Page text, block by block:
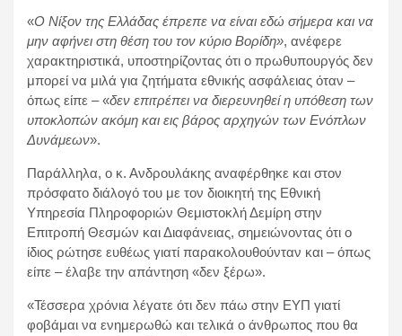
«Ο Νίξον της Ελλάδας έπρεπε να είναι εδώ σήμερα και να
μην αφήνει στη θέση του τον κύριο Βορίδη», ανέφερε
χαρακτηριστικά, υποστηρίζοντας ότι ο πρωθυπουργός δεν
μπορεί να μιλά για ζητήματα εθνικής ασφάλειας όταν –
όπως είπε – «δεν επιτρέπει να διερευνηθεί η υπόθεση των
υποκλοπών ακόμη και εις βάρος αρχηγών των Ενόπλων
Δυνάμεων».
Παράλληλα, ο κ. Ανδρουλάκης αναφέρθηκε και στον
πρόσφατο διάλογό του με τον διοικητή της Εθνική
Υπηρεσία Πληροφοριών Θεμιστοκλή Δεμίρη στην
Επιτροπή Θεσμών και Διαφάνειας, σημειώνοντας ότι ο
ίδιος ρώτησε ευθέως γιατί παρακολουθούνταν και – όπως
είπε – έλαβε την απάντηση «δεν ξέρω».
«Τέσσερα χρόνια λέγατε ότι δεν πάω στην ΕΥΠ γιατί
φοβάμαι να ενημερωθώ και τελικά ο άνθρωπος που θα